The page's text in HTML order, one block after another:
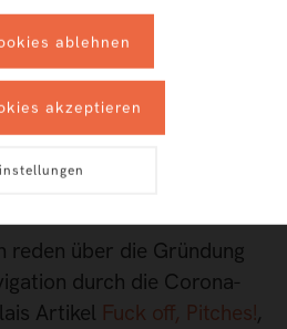
Christian von
gefunden hat. Er hat
reden über die Gründung
durch die Corona-
Artikel Fuck off, Pitches!,
ablehnen
akzeptieren